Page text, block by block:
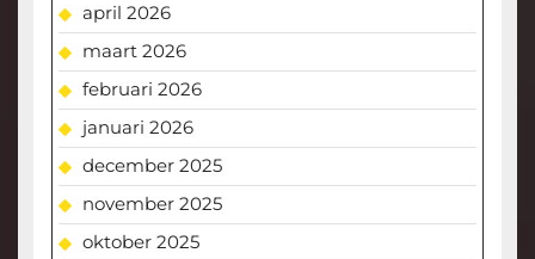
april 2026
maart 2026
februari 2026
januari 2026
december 2025
november 2025
oktober 2025